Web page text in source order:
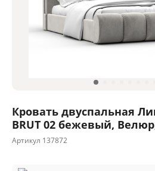
Кровать двуспальная
BRUT 02 бежевый,
Артикул 137872